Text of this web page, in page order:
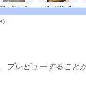
プレビューすること